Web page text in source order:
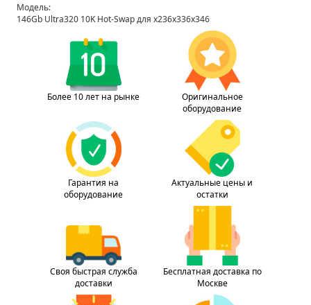
Модель:
146Gb Ultra320 10K Hot-Swap для x236x336x346
Более 10 лет на рынке
Оригинальное
оборудование
Гарантия на
оборудование
Актуальные цены и
остатки
Своя быстрая служба
доставки
Бесплатная доставка по
Москве